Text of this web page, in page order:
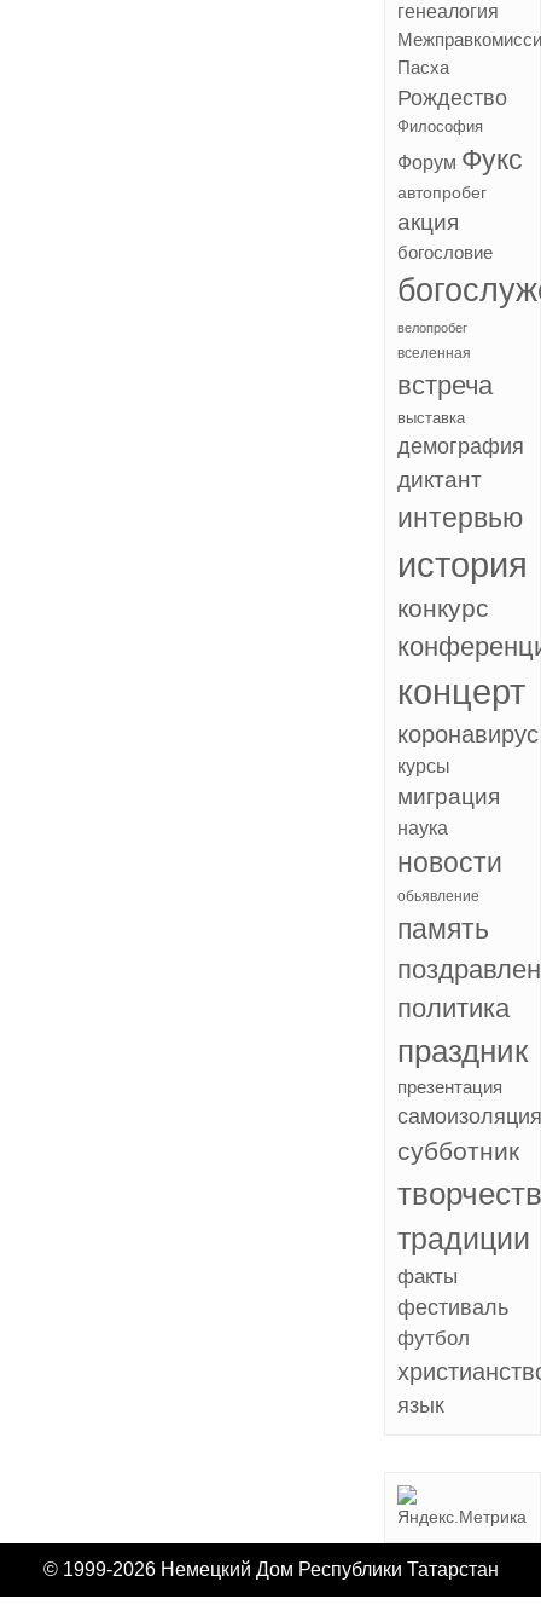
генеалогия
Пасха
Рождество
Философия
Форум Фукс
автопробег
акция
богословие
велопробег
вселенная
встреча
выставка
демография
диктант
интервью
история
конкурс
концерт
коронавирус
курсы
миграция
наука
новости
обьявление
память
политика
праздник
презентация
субботник
традиции
факты
фестиваль
футбол
язык
© 1999-2026 Немецкий Дом Республики Татарстан